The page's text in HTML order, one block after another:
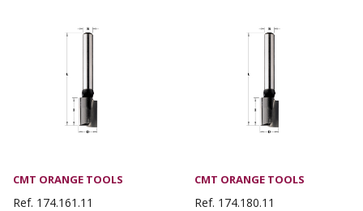
CMT ORANGE TOOLS
Ref. 174.161.11
CMT ORANGE TOOLS
Ref. 174.180.11